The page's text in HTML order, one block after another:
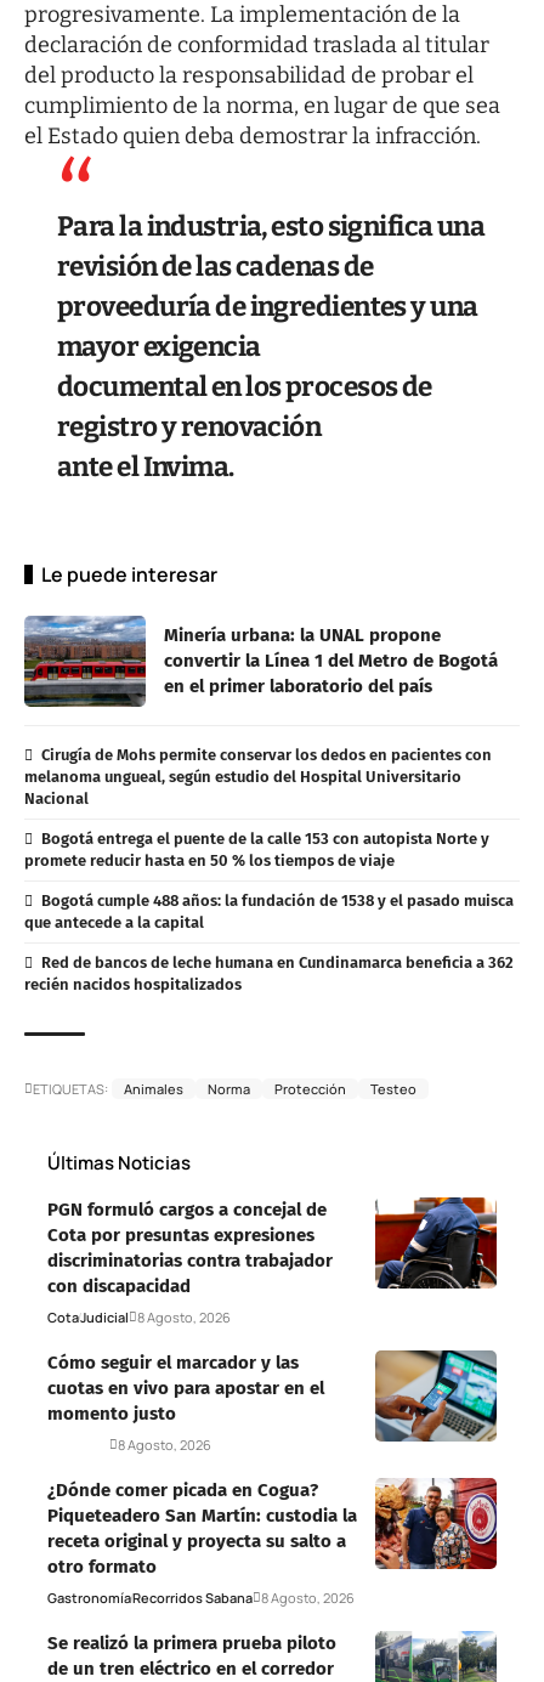
progresivamente. La implementación de la
declaración de conformidad traslada al titular
del producto la responsabilidad de probar el
cumplimiento de la norma, en lugar de que sea
el Estado quien deba demostrar la infracción.
Para la industria, esto significa una
revisión de las cadenas de
proveeduría de ingredientes y una
mayor exigencia
documental en los procesos de
registro y renovación
ante el Invima.
Le puede interesar
Minería urbana: la UNAL propone
convertir la Línea 1 del Metro de Bogotá
en el primer laboratorio del país
Cirugía de Mohs permite conservar los dedos en pacientes con
melanoma ungueal, según estudio del Hospital Universitario
Nacional
Bogotá entrega el puente de la calle 153 con autopista Norte y
promete reducir hasta en 50 % los tiempos de viaje
Bogotá cumple 488 años: la fundación de 1538 y el pasado muisca
que antecede a la capital
Red de bancos de leche humana en Cundinamarca beneficia a 362
recién nacidos hospitalizados
ETIQUETAS: Animales Norma Protección Testeo
Últimas Noticias
PGN formuló cargos a concejal de
Cota por presuntas expresiones
discriminatorias contra trabajador
con discapacidad
CotaJudicial 8 Agosto, 2026
Cómo seguir el marcador y las
cuotas en vivo para apostar en el
momento justo
8 Agosto, 2026
¿Dónde comer picada en Cogua?
Piqueteadero San Martín: custodia la
receta original y proyecta su salto a
otro formato
GastronomíaRecorridos Sabana 8 Agosto, 2026
Se realizó la primera prueba piloto
de un tren eléctrico en el corredor